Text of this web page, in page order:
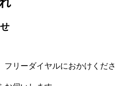
フリーダイヤルにおかけくださ